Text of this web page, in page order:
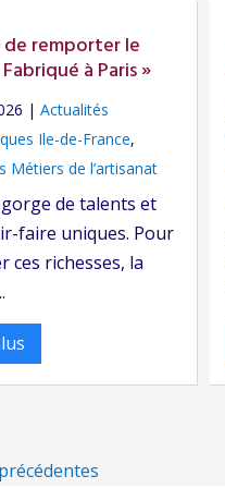
remporter le
à Paris »
|Actualités
Ile-de-France,
Métiers de l’artisanat
de talents et
faire uniques. Pour
ces richesses, la